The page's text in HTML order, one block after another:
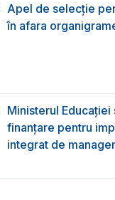
Apel de selecție
în afara
Ministerul
finanțare pentru
integrat de